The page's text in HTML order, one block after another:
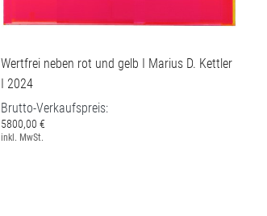
Wertfrei neben rot und gelb I Marius D. Kettler
I 2024
Brutto-Verkaufspreis:
5800,00 €
inkl. MwSt.